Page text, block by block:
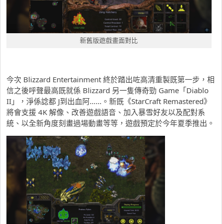
新舊版遊戲畫面對比
今次 Blizzard Entertainment 終於踏出咗高清重製既第一步，相
信之後呼聲最高既就係 Blizzard 另一隻傳奇勁 Game「Diablo
II」，淨係諗都 J到出血阿……。新既《StarCraft Remastered》
將會支援 4K 解像、改善遊戲語音、加入暴雪好友以及配對系
統、以全新角度刻畫過場動畫等等，遊戲預定於今年夏季推出。